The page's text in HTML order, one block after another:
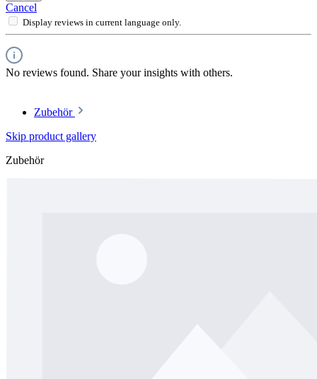
Cancel
Display reviews in current language only.
No reviews found. Share your insights with others.
Zubehör
Skip product gallery
Zubehör